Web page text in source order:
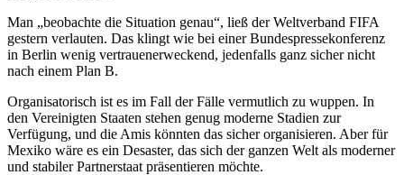
Man „beobachte die Situation genau“, ließ der Weltverband FIFA
gestern verlauten. Das klingt wie bei einer Bundespressekonferenz
in Berlin wenig vertrauenerweckend, jedenfalls ganz sicher nicht
nach einem Plan B.
Organisatorisch ist es im Fall der Fälle vermutlich zu wuppen. In
den Vereinigten Staaten stehen genug moderne Stadien zur
Verfügung, und die Amis könnten das sicher organisieren. Aber für
Mexiko wäre es ein Desaster, das sich der ganzen Welt als moderner
und stabiler Partnerstaat präsentieren möchte.